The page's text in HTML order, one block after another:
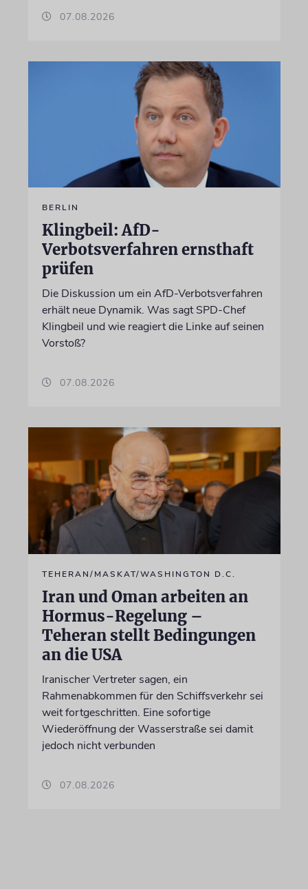
07.08.2026
BERLIN
Klingbeil: AfD-
Verbotsverfahren ernsthaft
prüfen
Die Diskussion um ein AfD-Verbotsverfahren
erhält neue Dynamik. Was sagt SPD-Chef
Klingbeil und wie reagiert die Linke auf seinen
Vorstoß?
07.08.2026
TEHERAN/MASKAT/WASHINGTON D.C.
Iran und Oman arbeiten an
Hormus-Regelung –
Teheran stellt Bedingungen
an die USA
Iranischer Vertreter sagen, ein
Rahmenabkommen für den Schiffsverkehr sei
weit fortgeschritten. Eine sofortige
Wiederöffnung der Wasserstraße sei damit
jedoch nicht verbunden
07.08.2026